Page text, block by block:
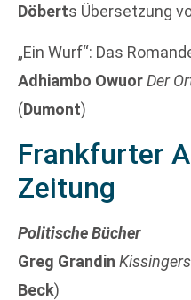
Döberts Übersetzung
„Ein Wurf“: Das
Adhiambo OwuorDer
(Dumont)
Frankfurter
Zeitung
Politische Bücher
Greg Grandin
Beck)